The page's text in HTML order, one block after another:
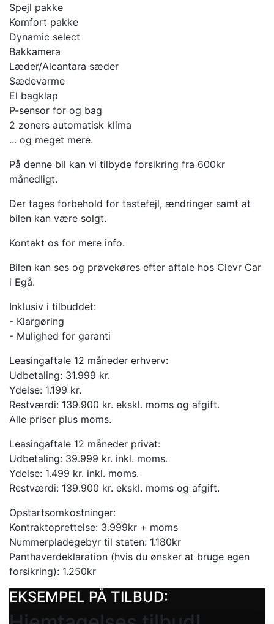
Spejl pakke
Komfort pakke
Dynamic select
Bakkamera
Læder/Alcantara sæder
Sædevarme
El bagklap
P-sensor for og bag
2 zoners automatisk klima
... og meget mere.
På denne bil kan vi tilbyde forsikring fra 600kr
månedligt.
Der tages forbehold for tastefejl, ændringer samt at
bilen kan være solgt.
Kontakt os for mere info.
Bilen kan ses og prøvekøres efter aftale hos Clevr Car
i Egå.
Inklusiv i tilbuddet:
- Klargøring
- Mulighed for garanti
Leasingaftale 12 måneder erhverv:
Udbetaling: 31.999 kr.
Ydelse: 1.199 kr.
Restværdi: 139.900 kr. ekskl. moms og afgift.
Alle priser plus moms.
Leasingaftale 12 måneder privat:
Udbetaling: 39.999 kr. inkl. moms.
Ydelse: 1.499 kr. inkl. moms.
Restværdi: 139.900 kr. ekskl. moms og afgift.
Opstartsomkostninger:
Kontraktoprettelse: 3.999kr + moms
Nummerpladegebyr til staten: 1.180kr
Panthaverdeklaration (hvis du ønsker at bruge egen
forsikring): 1.250kr
EKSEMPEL PÅ TILBUD: